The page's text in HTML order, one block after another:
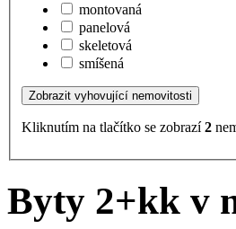
montovaná
panelová
skeletová
smíšená
Kliknutím na tlačítko se zobrazí2
Byty 2+kk v